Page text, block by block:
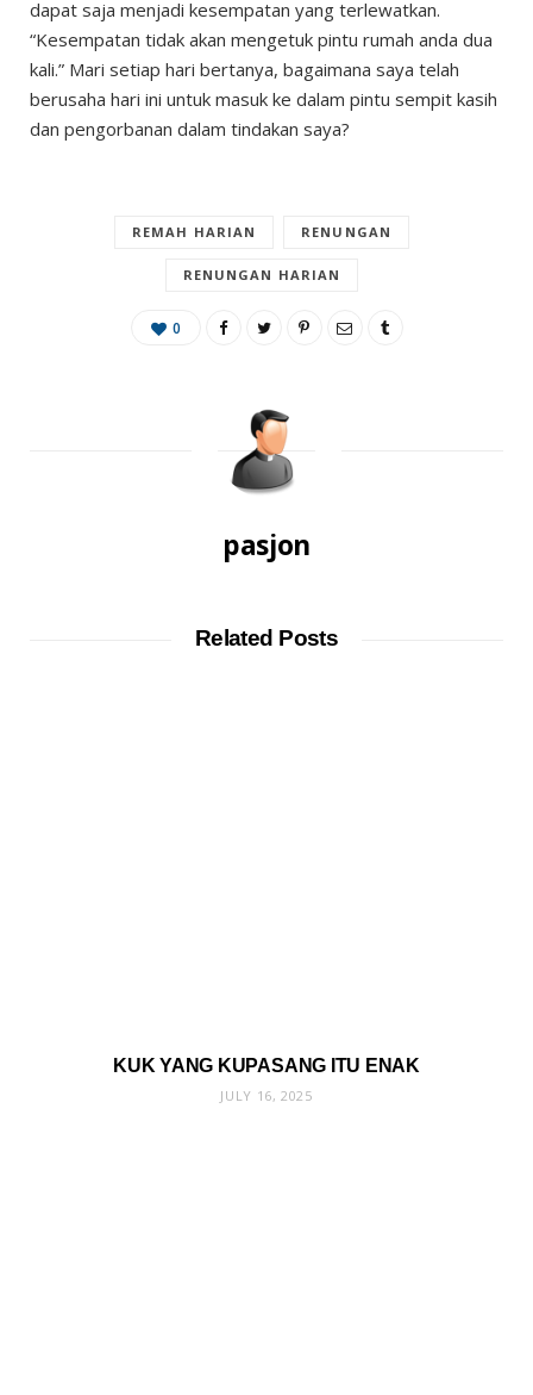
dapat saja menjadi kesempatan yang terlewatkan.
“Kesempatan tidak akan mengetuk pintu rumah anda dua
kali.” Mari setiap hari bertanya, bagaimana saya telah
berusaha hari ini untuk masuk ke dalam pintu sempit kasih
dan pengorbanan dalam tindakan saya?
REMAH HARIAN RENUNGAN
RENUNGAN HARIAN
0
pasjon
Related Posts
KUK YANG KUPASANG ITU ENAK
JULY 16, 2025